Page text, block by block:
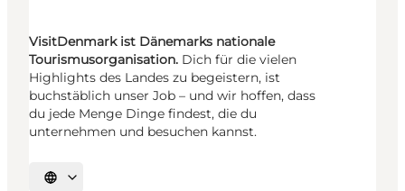
VisitDenmark ist Dänemarks nationale
Tourismusorganisation. Dich für die vielen
Highlights des Landes zu begeistern, ist
buchstäblich unser Job – und wir hoffen, dass
du jede Menge Dinge findest, die du
unternehmen und besuchen kannst.
Sprache auswählen